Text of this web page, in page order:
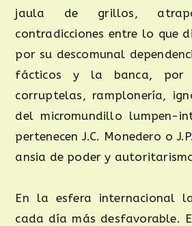
jaula de grillos,
contradicciones entre lo que
por su descomunal
fácticos y la banca, por
corruptelas, ramplonería,
del micromundillo lumpen-
pertenecen J.C. Monedero o
ansia de poder y
En la esfera internacional
cada día más desfavorable.